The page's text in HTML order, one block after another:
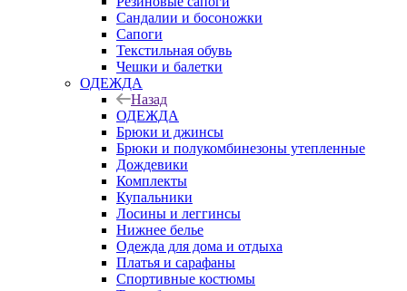
Сандалии и босоножки
Сапоги
Текстильная обувь
Чешки и балетки
ОДЕЖДА
Назад
ОДЕЖДА
Брюки и джинсы
Брюки и полукомбинезоны утепленные
Дождевики
Комплекты
Купальники
Лосины и леггинсы
Нижнее белье
Одежда для дома и отдыха
Платья и сарафаны
Спортивные костюмы